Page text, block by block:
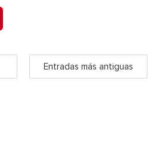
Entradas más antiguas